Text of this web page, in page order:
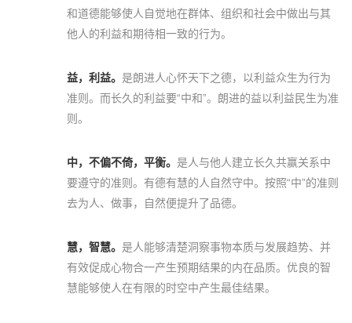
和道德能够使人自觉地在群体、组织和社会中做出与其
他人的利益和期待相一致的行为。
益，利益。 是朗进人心怀天下之德，以利益众生为行为
准则。而长久的利益要“中和”。朗进的益以利益民生为准
则。
中，不偏不倚，平衡。 是人与他人建立长久共赢关系中
要遵守的准则。有德有慧的人自然守中。按照“中”的准则
去为人、做事，自然便提升了品德。
慧，智慧。 是人能够清楚洞察事物本质与发展趋势、并
有效促成心物合一产生预期结果的内在品质。优良的智
慧能够使人在有限的时空中产生最佳结果。